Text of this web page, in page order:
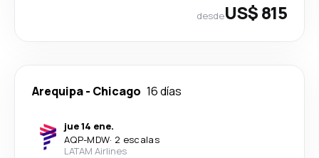
desdeUS$ 815
Arequipa- Chicago 16 días
jue 14 ene.
AQP-MDW· 2 escalas
LATAM Airlines